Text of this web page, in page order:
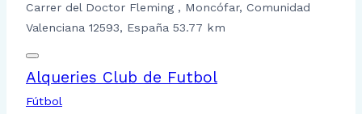
Carrer del Doctor Fleming , Moncófar, Comunidad
Valenciana 12593, España 53.77 km
Alqueries Club de Futbol
Fútbol